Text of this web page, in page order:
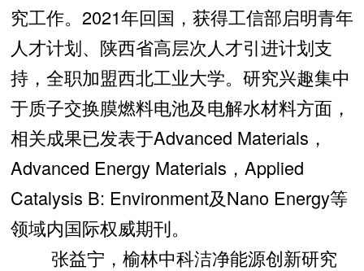
究工作。2021年回国，获得工信部启明青年
人才计划、陕西省高层次人才引进计划支
持，全职加盟西北工业大学。研究兴趣集中
于质子交换膜燃料电池及电解水材料方面，
相关成果已发表于Advanced Materials，
Advanced Energy Materials，Applied
Catalysis B: Environment及Nano Energy等
领域内国际权威期刊。
张益宁，榆林中科洁净能源创新研究